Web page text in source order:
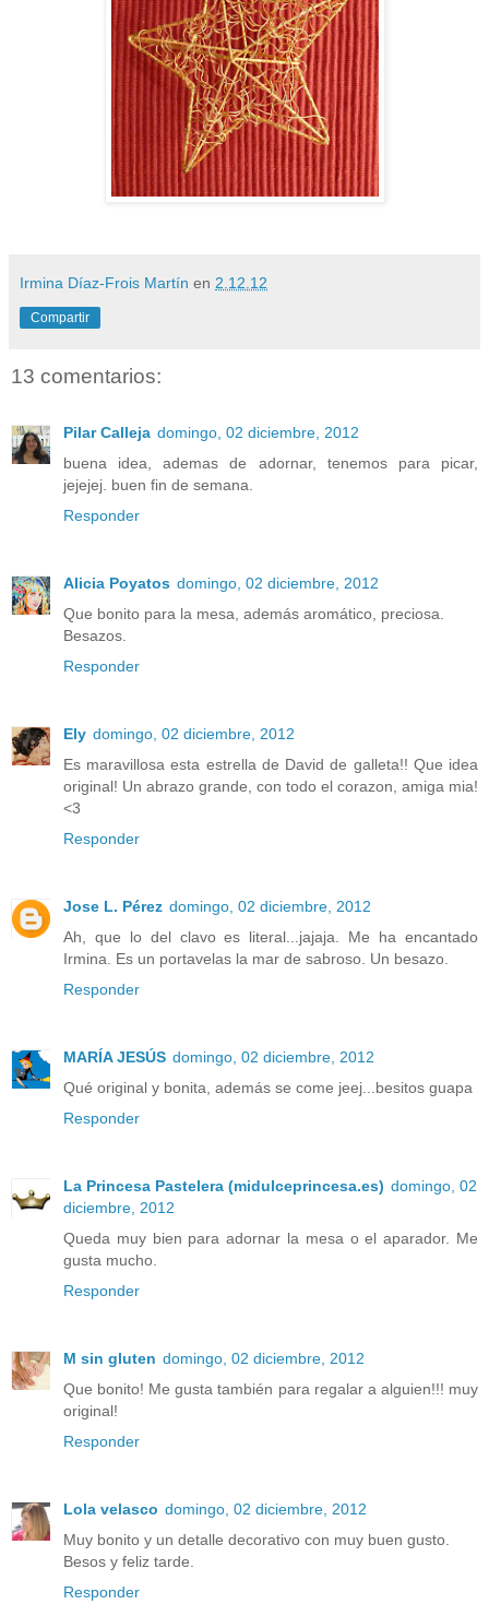
Irmina Díaz-Frois Martín en 2.12.12
Compartir
13 comentarios:
Pilar Calleja domingo, 02 diciembre, 2012
buena idea, ademas de adornar, tenemos para picar,
jejejej. buen fin de semana.
Responder
Alicia Poyatos domingo, 02 diciembre, 2012
Que bonito para la mesa, además aromático, preciosa.
Besazos.
Responder
Ely domingo, 02 diciembre, 2012
Es maravillosa esta estrella de David de galleta!! Que idea
original! Un abrazo grande, con todo el corazon, amiga mia!
<3
Responder
Jose L. Pérez domingo, 02 diciembre, 2012
Ah, que lo del clavo es literal...jajaja. Me ha encantado
Irmina. Es un portavelas la mar de sabroso. Un besazo.
Responder
MARÍA JESÚS domingo, 02 diciembre, 2012
Qué original y bonita, además se come jeej...besitos guapa
Responder
La Princesa Pastelera (midulceprincesa.es) domingo, 02
diciembre, 2012
Queda muy bien para adornar la mesa o el aparador. Me
gusta mucho.
Responder
M sin gluten domingo, 02 diciembre, 2012
Que bonito! Me gusta también para regalar a alguien!!! muy
original!
Responder
Lola velasco domingo, 02 diciembre, 2012
Muy bonito y un detalle decorativo con muy buen gusto.
Besos y feliz tarde.
Responder